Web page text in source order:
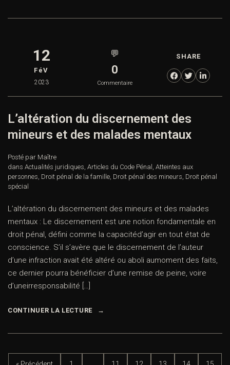
12
FéV
2023
💬
0
Commentaire
SHARE
L’altération du discernement des
mineurs et des malades mentaux
Posté par Maître
dans Actualités juridiques, Articles du Code Pénal , Atteintes aux
personnes, Droit pénal de la famille, Droit pénal des mineurs, Droit pénal
spécial
L’altération du discernement des mineurs et des malades
mentaux : Le discernement est une notion fondamentale en
droit pénal, défini comme la capacitéd’agir en tout état de
conscience. S’il s’avère que le discernement de l’auteur
d’une infraction avait été altéré ou aboli aumoment des faits,
ce dernier pourra bénéficier d’une remise de peine, voire
d’uneirresponsabilité […]
CONTINUER LA LECTURE